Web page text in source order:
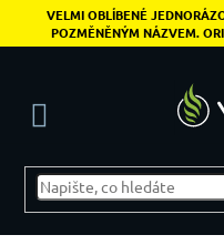
Přejít na obsah
VELMI OBLÍBENÉ
POZMĚNĚNÝM NÁZVEM.